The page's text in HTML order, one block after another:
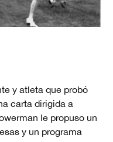
y atleta que probó
carta dirigida a
le propuso un
y un programa